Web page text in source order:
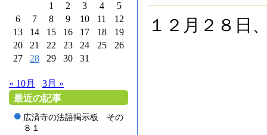
1
2 3 4
5
6
7 8 9 10 11
12
13
14 15 16 17 18
19
20
21 22 23 24 25
26
27
28 29 30 31
« 10月
3月 »
最近の記事
広済寺の法語掲示板 その
８１
１２月２８日